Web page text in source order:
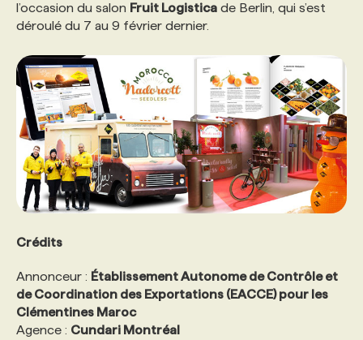
l’occasion du salon Fruit Logistica de Berlin, qui s’est
déroulé du 7 au 9 février dernier.
Crédits
Annonceur : Établissement Autonome de Contrôle et
de Coordination des Exportations (EACCE) pour les
Clémentines Maroc
Agence : Cundari Montréal